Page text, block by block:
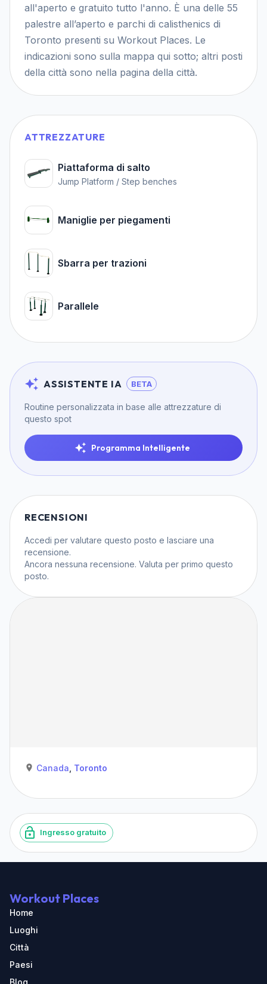
all'aperto e gratuito tutto l'anno. È una delle 55
palestre all’aperto e parchi di calisthenics di
Toronto presenti su Workout Places. Le
indicazioni sono sulla mappa qui sotto; altri posti
della città sono nella pagina della città.
ATTREZZATURE
Piattaforma di salto
Jump Platform / Step benches
Maniglie per piegamenti
Sbarra per trazioni
Parallele
ASSISTENTE IA BETA
Routine personalizzata in base alle attrezzature di
questo spot
Programma Intelligente
RECENSIONI
Accedi per valutare questo posto e lasciare una
recensione.
Ancora nessuna recensione. Valuta per primo questo
posto.
Canada Toronto
Ingresso gratuito
Workout Places
Home
Luoghi
Città
Paesi
Blog